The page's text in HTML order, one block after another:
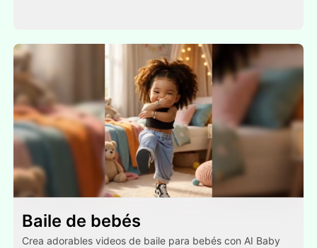
Baile de bebés
Crea adorables videos de baile para bebés con AI Baby